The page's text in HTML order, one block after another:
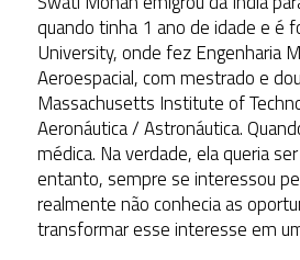
quando tinha 1 ano de idade e é
University, onde fez Engenharia
Aeroespacial, com mestrado e
Massachusetts Institute of
Aeronáutica / Astronáutica.
médica. Na verdade, ela queria
entanto, sempre se interessou
realmente não conhecia as
transformar esse interesse em